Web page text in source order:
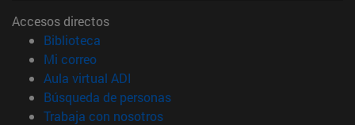
Accesos directos
Biblioteca
Mi correo(abre en nueva ventana)
Aula virtual ADI
Búsqueda de personas(abre en nueva ventana)
Trabaja con nosotros(abre en nueva ventana)